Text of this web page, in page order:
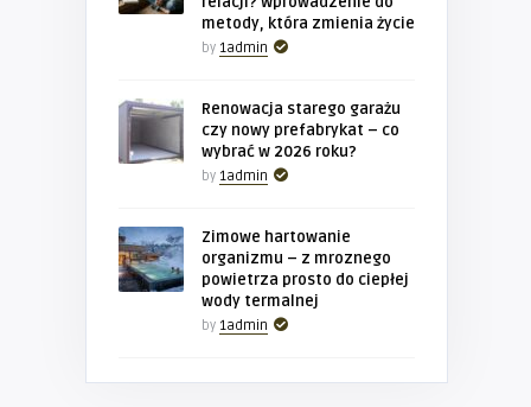
metody, która zmienia życie
by 1admin
Renowacja starego garażu
czy nowy prefabrykat – co
wybrać w 2026 roku?
by 1admin
Zimowe hartowanie
organizmu – z mroznego
powietrza prosto do ciepłej
wody termalnej
by 1admin